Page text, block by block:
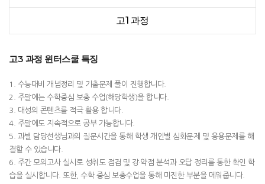
고1 과정
고3 과정 윈터스쿨 특징
1. 수능대비 개념정리 및 기출문제 풀이 진행합니다.
2. 주말에는 수학중심 보충 수업(해당학생)을 합니다.
3. 대성의 콘텐츠를 적극 활용 합니다.
4. 주말에도 지속적으로 공부 가능합니다.
5. 과별 담당선생님과의 질문시간을 통해 학생 개인별 심화문제 및 응용문제를 해
결할 수 있습니다.
6. 주간 모의고사 실시로 성취도 점검 및 강·약점 분석과 오답 정리를 통한 확인 학
습을 실시합니다. 또한, 수학 중심 보충수업을 통해 미진한 부분을 메워줍니다.